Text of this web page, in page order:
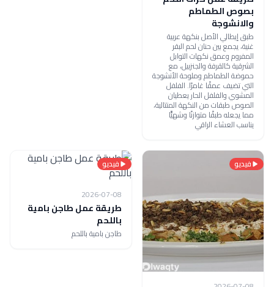
بصوص الطماطم
والانشوجة
طبق إيطالي الأصل بنكهة عربية
غنية، يجمع بين حنان لحم البقر
المفروم وعمق نكهات التوابل
الشرقية كالقرفة والجنزبيل، مع
حموضة الطماطم وملوحة الأنشوجة
التي تضيف عمقًا غامرًا. الفلفل
المشوي والفلفل الحار يعطيان
الصوص طبقات من النكهة المتتالية،
مما يجعله طبقًا متوازنًا وشهيًّا
يناسب العشاء الراقي
فيديو فيديو
2026-07-08
طريقة عمل طاجن بامية
باللحم
طاجن بامية باللحم